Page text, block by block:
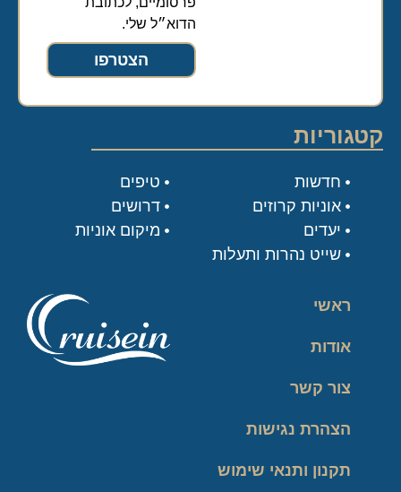
הדוא״ל שלי.
הצטרפו
ראשי
אודות
צור קשר
הצהרת נגישות
תקנון ותנאי שימוש
קטגוריות
טיפים
דרושים
מיקום אוניות
חדשות
אוניות קרוזים
יעדים
שייט נהרות ותעלות